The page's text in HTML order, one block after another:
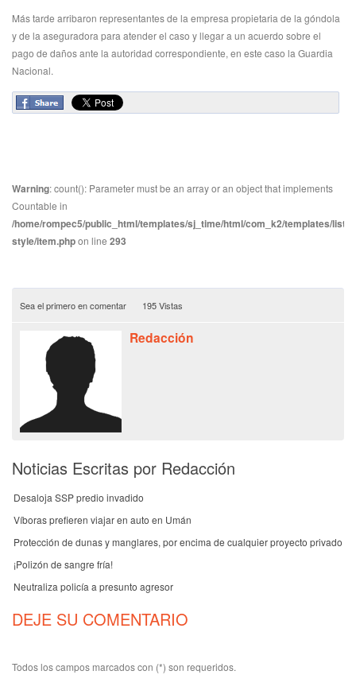
Más tarde arribaron representantes de la empresa propietaria de la góndola
y de la aseguradora para atender el caso y llegar a un acuerdo sobre el
pago de daños ante la autoridad correspondiente, en este caso la Guardia
Nacional.
Warning: count(): Parameter must be an array or an object that implements
Countable in
/home/rompec5/public_html/templates/sj_time/html/com_k2/templates/
style/item.phpon line 293
Sea el primero en comentar 195 Vistas
Redacción
Noticias Escritas por Redacción
Desaloja SSP predio invadido
Víboras prefieren viajar en auto en Umán
Protección de dunas y manglares, por encima de cualquier proyecto privado
¡Polizón de sangre fría!
Neutraliza policía a presunto agresor
DEJE SU COMENTARIO
Todos los campos marcados con (*) son requeridos.